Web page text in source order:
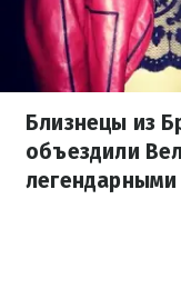
Близнецы из
объездили